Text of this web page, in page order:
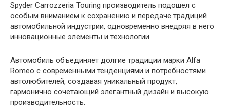
Spyder Carrozzeria Touring производитель подошел с
особым вниманием к сохранению и передаче традиций
автомобильной индустрии, одновременно внедряя в него
инновационные элементы и технологии.
Автомобиль объединяет долгие традиции марки Alfa
Romeo с современными тенденциями и потребностями
автолюбителей, создавая уникальный продукт,
гармонично сочетающий элегантный дизайн и высокую
производительность.